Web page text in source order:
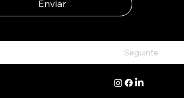
Enviar
Seguinte